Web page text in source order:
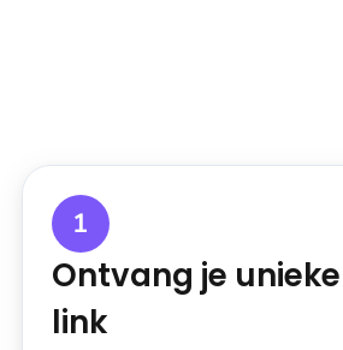
1
Ontvang je unieke
link